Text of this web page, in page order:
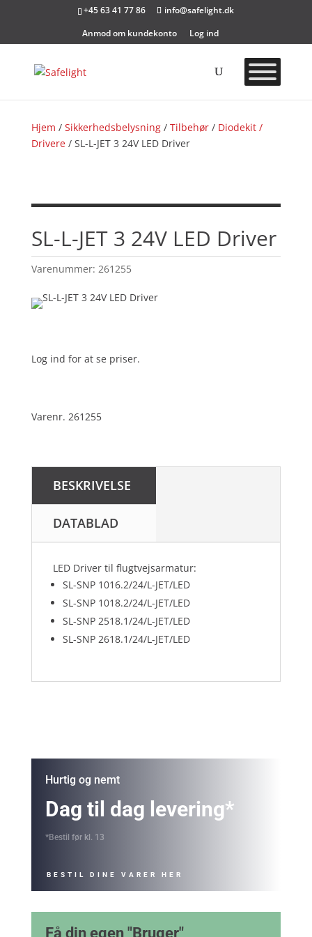
+45 63 41 77 86
info@safelight.dk
Anmod om kundekonto
Log ind
Hjem / Sikkerhedsbelysning/ Tilbehør/ Diodekit /
Drivere/ SL-L-JET 3 24V LED Driver
SL-L-JET 3 24V LED Driver
Varenummer: 261255
Log ind for at se priser.
Varenr. 261255
BESKRIVELSE
DATABLAD
LED Driver til flugtvejsarmatur:
SL-SNP 1016.2/24/L-JET/LED
SL-SNP 1018.2/24/L-JET/LED
SL-SNP 2518.1/24/L-JET/LED
SL-SNP 2618.1/24/L-JET/LED
Hurtig og nemt
Dag til dag levering*
*Bestil før kl. 13
BESTIL DINE VARER HER
Få din egen "Bruger"